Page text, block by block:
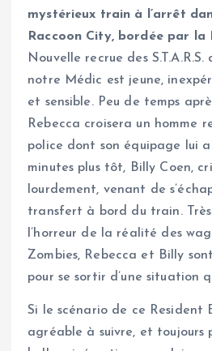
mystérieux train à l’arrêt
Raccoon City, bordée par
Nouvelle recrue des
notre Médic est jeune,
et sensible. Peu de temps
Rebecca croisera un homme
police dont son équipage lui
minutes plus tôt, Billy Coen,
lourdement, venant de
transfert à bord du train.
l’horreur de la réalité des
Zombies, Rebecca et Billy
pour se sortir d’une situation
Si le scénario de ce Resident
agréable à suivre, et toujours